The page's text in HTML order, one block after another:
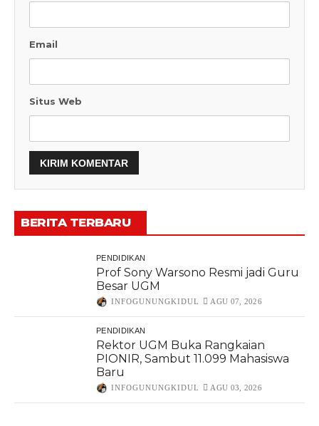
Email
Situs Web
BERITA TERBARU
PENDIDIKAN
Prof Sony Warsono Resmi jadi Guru
Besar UGM
INFOGUNUNGKIDUL AGU 07, 2026
PENDIDIKAN
Rektor UGM Buka Rangkaian
PIONIR, Sambut 11.099 Mahasiswa
Baru
INFOGUNUNGKIDUL AGU 03, 2026